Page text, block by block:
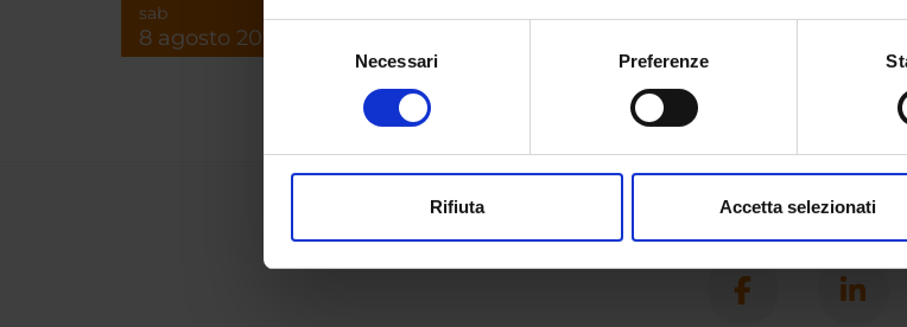
Con il tuo consenso, vorremmo anche:
raccogliere informazioni sulla tua posizione geografica, con
digitali).
modificare o ritirare il tuo consenso in qualsiasi momento dalla
di analisi dei dati web, pubblicità e social media, i quali potrebbero
del
Necessari Preferenze
Rifiuta Accetta selezionati
sab
8 agosto 2026